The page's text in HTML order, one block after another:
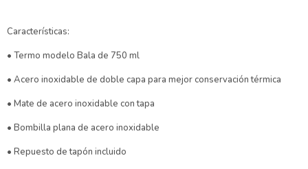
Características:
• Termo modelo Bala de 750 ml
• Acero inoxidable de doble capa para mejor conservación térmica
• Mate de acero inoxidable con tapa
• Bombilla plana de acero inoxidable
• Repuesto de tapón incluido